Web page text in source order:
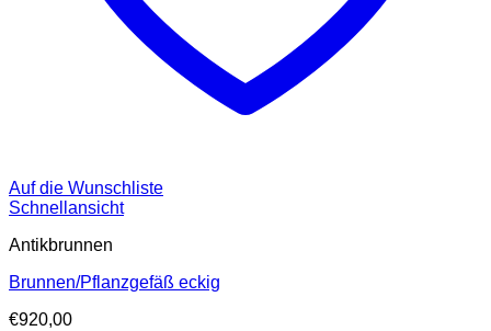
Auf die Wunschliste
Schnellansicht
Antikbrunnen
Brunnen/Pflanzgefäß eckig
€920,00